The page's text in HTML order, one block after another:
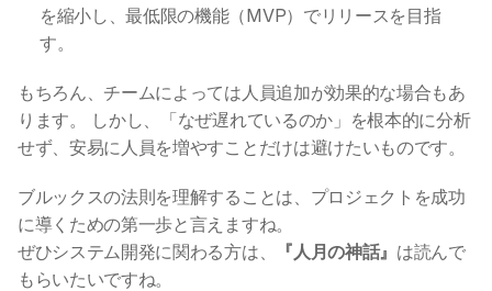
を縮小し、最低限の機能（MVP）でリリースを目指
す。
もちろん、チームによっては人員追加が効果的な場合もあ
ります。 しかし、「なぜ遅れているのか」を根本的に分析
せず、安易に人員を増やすことだけは避けたいものです。
ブルックスの法則を理解することは、プロジェクトを成功
に導くための第一歩と言えますね。
ぜひシステム開発に関わる方は、
『人月の神話』 は読んで
もらいたいですね。